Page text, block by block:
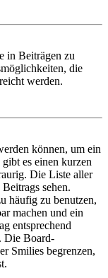
in Beiträgen zu
die
werden.
können, um ein
es einen kurzen
Die Liste aller
sehen.
häufig zu benutzen,
machen und ein
entsprechend
Die Board-
Smilies begrenzen,